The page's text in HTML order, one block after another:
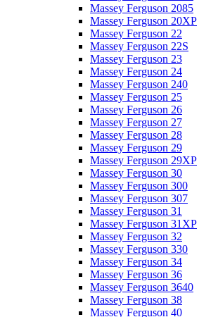
Massey Ferguson 2085
Massey Ferguson 20XP
Massey Ferguson 22
Massey Ferguson 22S
Massey Ferguson 23
Massey Ferguson 24
Massey Ferguson 240
Massey Ferguson 25
Massey Ferguson 26
Massey Ferguson 27
Massey Ferguson 28
Massey Ferguson 29
Massey Ferguson 29XP
Massey Ferguson 30
Massey Ferguson 300
Massey Ferguson 307
Massey Ferguson 31
Massey Ferguson 31XP
Massey Ferguson 32
Massey Ferguson 330
Massey Ferguson 34
Massey Ferguson 36
Massey Ferguson 3640
Massey Ferguson 38
Massey Ferguson 40